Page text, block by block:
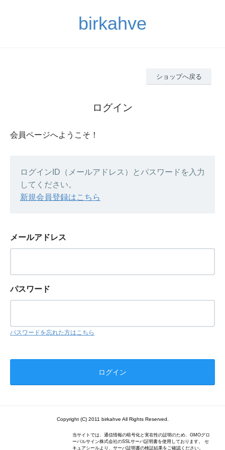
birkahve
ショップへ戻る
ログイン
会員ページへようこそ！
ログインID（メールアドレス）とパスワードを入力
してください。
新規会員登録はこちら
メールアドレス
パスワード
パスワードを忘れた方はこちら
Copyright (C) 2011 birkahve All Rights Reserved.
当サイトでは、通信情報の暗号化と実在性の証明のため、GMOグロ
ーバルサイン株式会社のSSLサーバ証明書を使用しております。 セ
キュアシールより、サーバ証明書の検証結果をご確認ください。